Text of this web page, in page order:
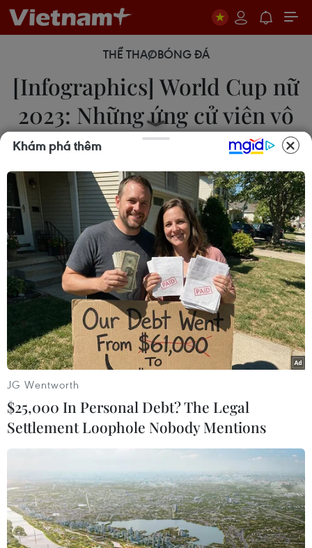
THỂ THAOBÓNG ĐÁ
[Infographics] World Cup nữ
2023: Những ứng cử viên vô
địch
20/07/2023 23:24
Trước giờ bóng lăn tại World Cup nữ 2023 ở
Australia và New Zealand ngày 20/7, tờ Marca
của Tây Ban Nha mới đây đã đưa ra nhận định về
những ứng cử viên nặng ký cho ngôi vô địch.
Khám phá thêm
JG Wentworth
$25,000 In Personal Debt? The Legal
Settlement Loophole Nobody Mentions